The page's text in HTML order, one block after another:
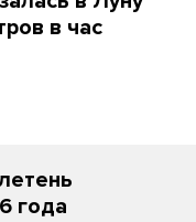
в час
года